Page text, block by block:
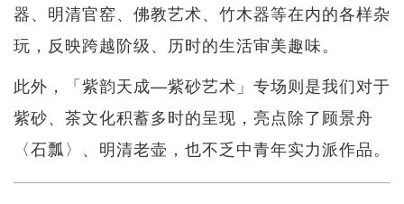
器、明清官窑、佛教艺术、竹木器等在内的各样杂
玩，反映跨越阶级、历时的生活审美趣味。
此外，「紫韵天成—紫砂艺术」专场则是我们对于
紫砂、茶文化积蓄多时的呈现，亮点除了顾景舟
〈石瓢〉、明清老壶，也不乏中青年实力派作品。